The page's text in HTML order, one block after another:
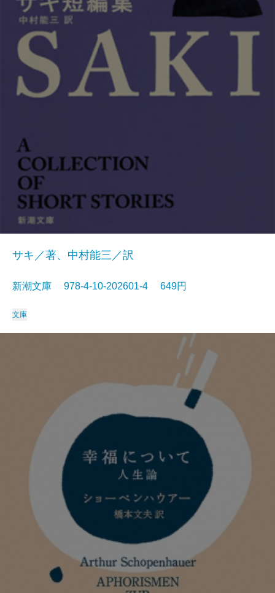
サキ／著、中村能三／訳
新潮文庫 978-4-10-202601-4 649円
文庫